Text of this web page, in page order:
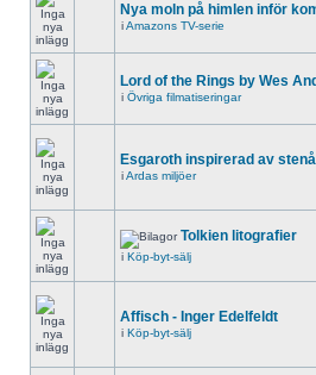
Nya moln på himlen inför
iAmazons TV-serie
Lord of the Rings by Wes
i Övriga filmatiseringar
Esgaroth inspirerad av
iArdas miljöer
Tolkien litografier
i Köp-byt-sälj
Affisch - Inger Edelfeldt
i Köp-byt-sälj